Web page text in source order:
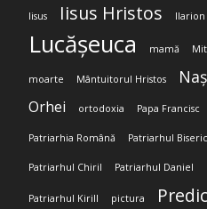
Iisus Iisus Hristos Ilarion
Lucășeuca mamă
moarte Mântuitorul Hristos
Orhei ortodoxia Papa Francisc
Patriarhia Română Patriarhul
Patriarhul Chiril Patriarhul Daniel
Patriarhul Kirill pictura